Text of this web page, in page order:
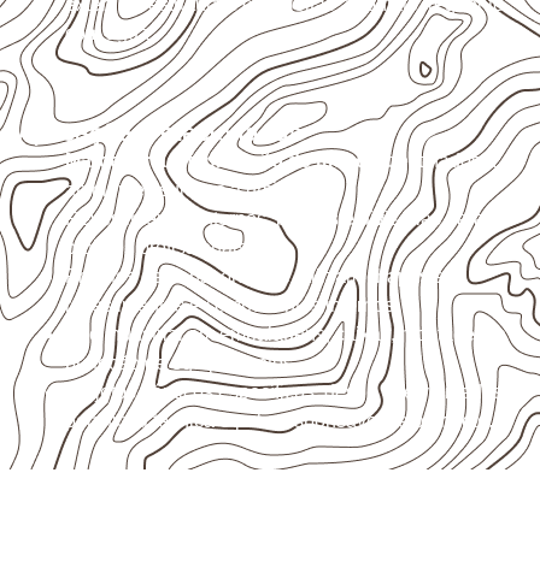
externas, estruturais ou sujeitas a contato frequente
com água.
Aplicações relacionadas
Marcenaria e fabricação de móveis
destinados a
ambientes sujeitos à umidade.
Revestimentos internos, painéis e divisórias para
projetos profissionais.
Projetos de transporte que utilizam chapas em
revestimentos e componentes internos.
Uso industrial em embalagens, caixas, montagem e
proteção de equipamentos.
Projetos náuticos específicos, desde que validados
pela ficha técnica e pelo responsável pelo projeto.